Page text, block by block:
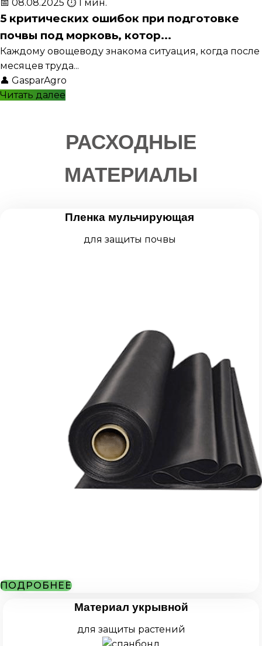
📅 08.08.2025 ⏱️ 1 мин.
5 критических ошибок при подготовке
почвы под морковь, котор...
Каждому овощеводу знакома ситуация, когда после
месяцев труда...
👤 GasparAgro
Читать далее
РАСХОДНЫЕ
МАТЕРИАЛЫ
Пленка мульчирующая
для защиты почвы
ПОДРОБНЕЕ
Материал укрывной
для защиты растений